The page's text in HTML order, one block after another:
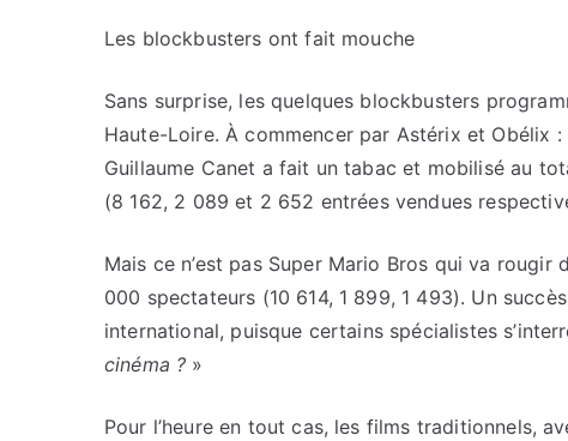
Les blockbusters ont fait mouche
Sans surprise, les quelques blockbusters
Haute-Loire. À commencer par Astérix et Obélix
Guillaume Canet a fait un tabac et mobilisé au
(8 162, 2 089 et 2 652 entrées vendues
Mais ce n’est pas Super Mario Bros qui va
000 spectateurs (10 614, 1 899, 1 493). Un
international, puisque certains spécialistes
cinéma ? »
Pour l’heure en tout cas, les films traditionnels,